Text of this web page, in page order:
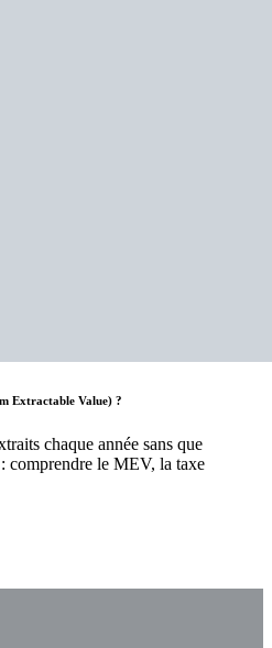
Extractable Value) ?
chaque année sans que
comprendre le MEV, la taxe